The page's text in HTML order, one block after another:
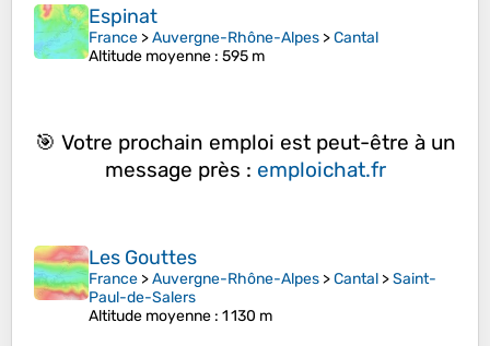
Espinat
France >Auvergne-Rhône-Alpes >Cantal
Altitude moyenne : 595 m
🎯 Votre prochain emploi est peut-être à un
message près : emploichat.fr
Les Gouttes
France >Auvergne-Rhône-Alpes >Cantal >Saint-
Paul-de-Salers
Altitude moyenne : 1 130 m